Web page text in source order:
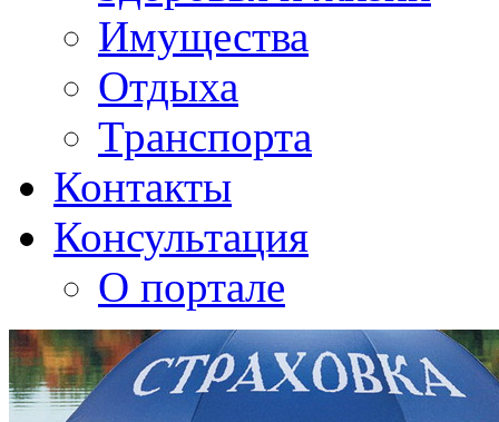
Имущества
Отдыха
Транспорта
Контакты
Консультация
О портале